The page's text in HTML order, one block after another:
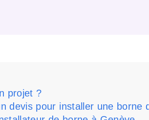
projet ?
devis pour installer une borne